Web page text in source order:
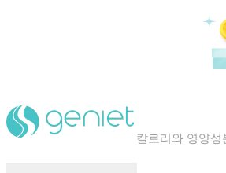
혈당 · 다이어트